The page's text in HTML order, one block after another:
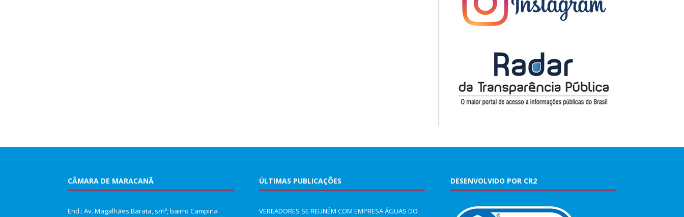
CÂMARA DE MARACANÃ
End.: Av. Magalhães Barata, s/nº, bairro Campina
ÚLTIMAS PUBLICAÇÕES
VEREADORES SE REUNÉM COM EMPRESA ÁGUAS DO
DESENVOLVIDO POR CR2